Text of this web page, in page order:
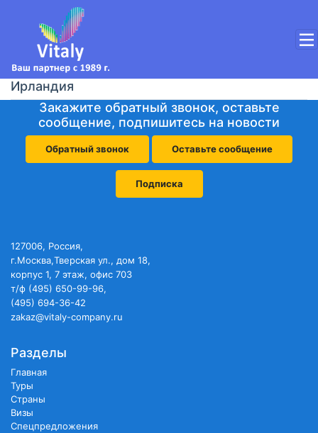
Ирландия
Закажите обратный звонок, оставьте
сообщение, подпишитесь на новости
Обратный звонок Оставьте сообщение
Подписка
127006, Россия,
г.Москва,Тверская ул., дом 18,
корпус 1, 7 этаж, офис 703
т/ф (495) 650-99-96,
(495) 694-36-42
zakaz@vitaly-company.ru
Разделы
Главная
Туры
Страны
Визы
Спецпредложения